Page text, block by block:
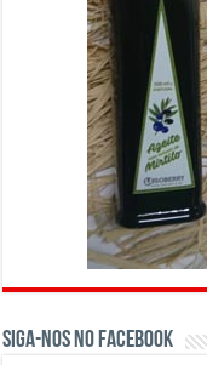
Siga-nos no Facebook